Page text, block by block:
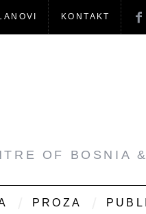
KONTAKT
OF BOSNIA
PROZA